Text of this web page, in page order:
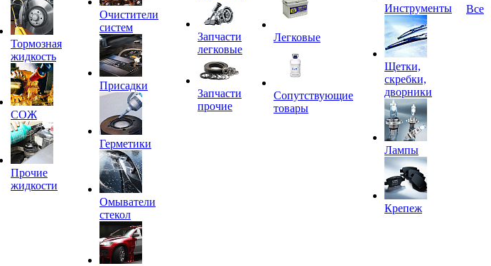
Тормозная
жидкость
СОЖ
Прочие
жидкости
Очистители
систем
Присадки
Герметики
Омыватели
стекол
Запчасти
легковые
Запчасти
прочие
Легковые
Сопутствующие
товары
Инструменты
Щетки,
скребки,
дворники
Лампы
Крепеж
Все